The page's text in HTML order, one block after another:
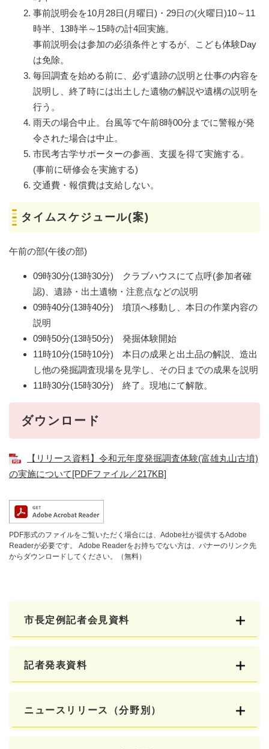
事前説明会を10月28日(月曜日)・29日の(火曜日)10～11
時半、13時半～15時の計4回実施。
事前説明会は参加の必須条件とするが、こども体験Day
は免除。
毎回調査を始める前に、必ず遺跡の説明と仕事の内容を
説明し、終了時には出土した遺物の解説や遺構の説明を
行う。
雨天の場合中止。台風等で午前8時00分までに警報が発
令された場合は中止。
市民考古学サポーターの参画、支援を得て実施する。
(事前に研修会を実施する)
交通費・報償費は支給しない。
タイムスケジュール(案)
午前の部(午後の部)
09時30分(13時30分) クラブハウスにて点呼(参加者確
認)、遺跡・出土遺物・注意点などの説明
09時40分(13時40分) 墳頂へ移動し、本日の作業内容の
説明
09時50分(13時50分) 発掘体験開始
11時10分(15時10分) 本日の成果と出土品の解説、造出
し他の発掘調査現場を見学し、その日までの成果を説明
11時30分(15時30分) 終了。現地にて解散。
ダウンロード
【リリース資料】令和元年度発掘調査体験(富雄丸山古墳)
の実施について[PDFファイル／217KB]
PDF形式のファイルをご覧いただく場合には、Adobe社が提供するAdobe
Readerが必要です。
Adobe Readerをお持ちでない方は、バナーのリンク先
からダウンロードしてください。（無料）
市長定例記者会見資料
記者発表資料
ニュースリリース（分野別）